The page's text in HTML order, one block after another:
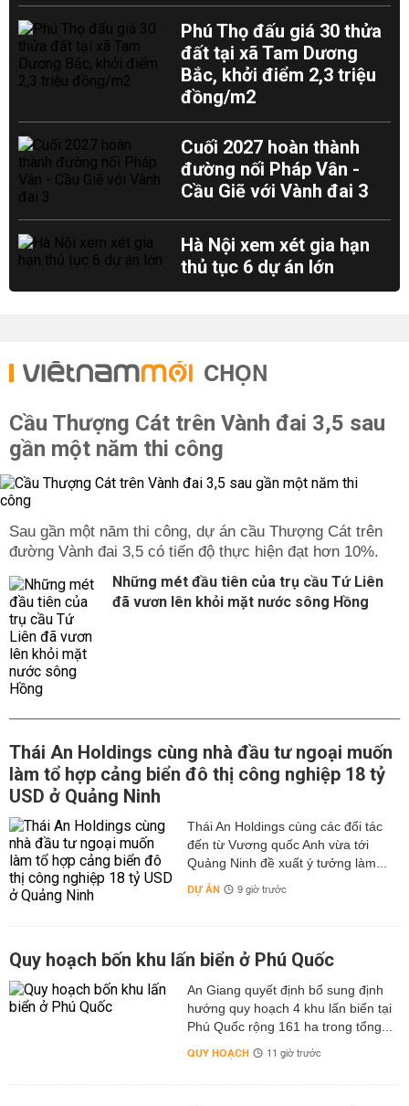
Phú Thọ đấu giá 30 thửa
đất tại xã Tam Dương
Bắc, khởi điểm 2,3 triệu
đồng/m2
Cuối 2027 hoàn thành
đường nối Pháp Vân -
Cầu Giẽ với Vành đai 3
Hà Nội xem xét gia hạn
thủ tục 6 dự án lớn
CHỌN
Cầu Thượng Cát trên Vành đai 3,5 sau
gần một năm thi công
Sau gần một năm thi công, dự án cầu Thượng Cát trên
đường Vành đai 3,5 có tiến độ thực hiện đạt hơn 10%.
Những mét đầu tiên của trụ cầu Tứ Liên
đã vươn lên khỏi mặt nước sông Hồng
Thái An Holdings cùng nhà đầu tư ngoại muốn
làm tổ hợp cảng biển đô thị công nghiệp 18 tỷ
USD ở Quảng Ninh
Thái An Holdings cùng các đối tác
đến từ Vương quốc Anh vừa tới
Quảng Ninh đề xuất ý tưởng làm...
DỰ ÁN 9 giờ trước
Quy hoạch bốn khu lấn biển ở Phú Quốc
An Giang quyết định bổ sung định
hướng quy hoạch 4 khu lấn biển tại
Phú Quốc rộng 161 ha trong tổng...
QUY HOẠCH 11 giờ trước